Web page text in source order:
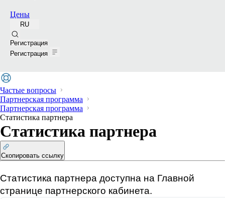
Цены
RU
Регистрация
Регистрация
Частые вопросы
Партнерская программа
Партнерская программа
Статистика партнера
Статистика партнера
Скопировать ссылку
Статистика партнера доступна на Главной
странице партнерского кабинета.